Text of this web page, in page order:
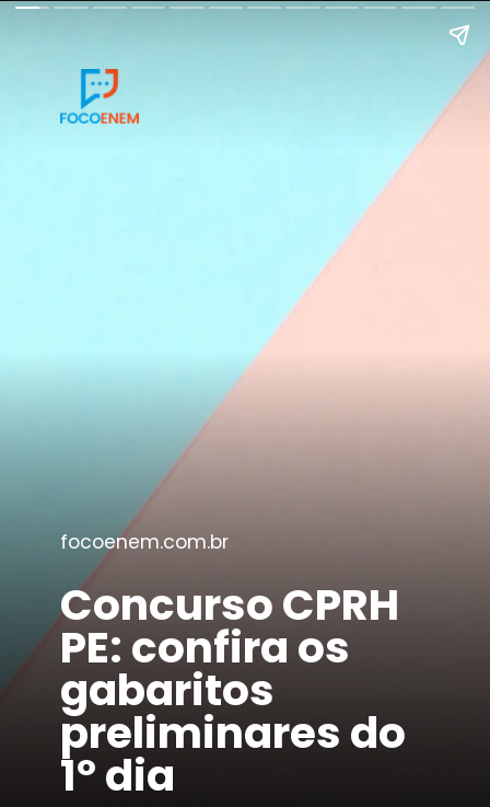
focoenem.com.br
Concurso CPRH
PE: confira os
gabaritos
preliminares do
1º dia